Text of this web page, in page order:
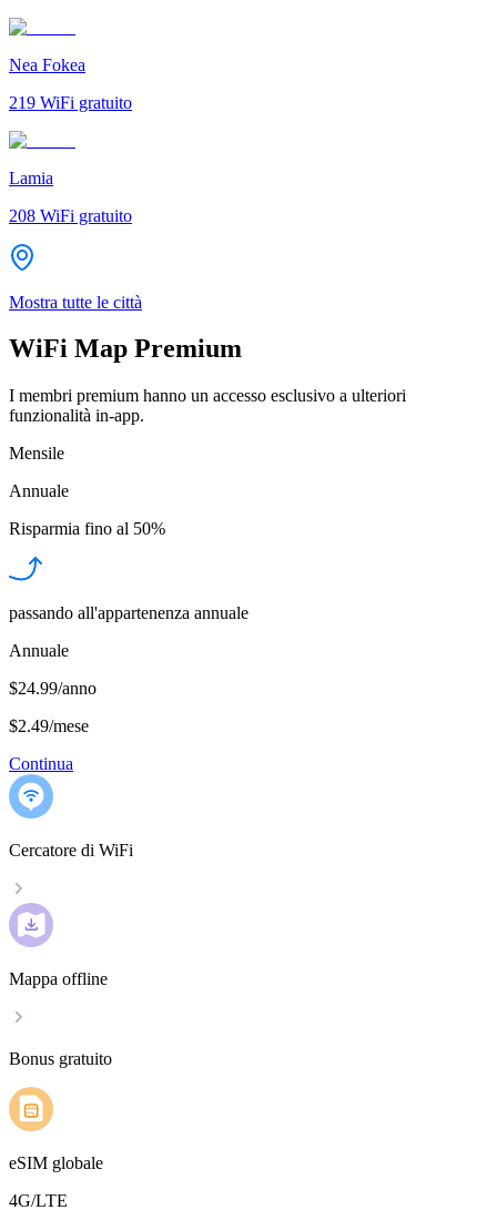
Nea Fokea
219 WiFi gratuito
Lamia
208 WiFi gratuito
Mostra tutte le città
WiFi Map Premium
I membri premium hanno un accesso esclusivo a ulteriori
funzionalità in-app.
Mensile
Annuale
Risparmia fino al 50%
passando all'appartenenza annuale
Annuale
$24.99/anno
$2.49/mese
Continua
Cercatore di WiFi
Mappa offline
Bonus gratuito
eSIM globale
4G/LTE